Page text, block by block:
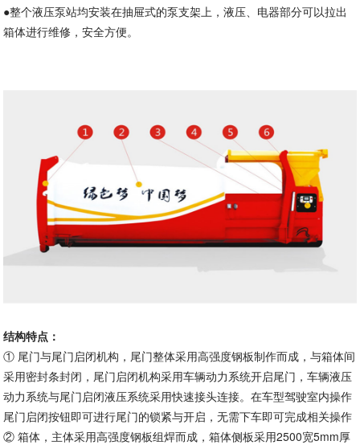
●整个液压泵站均安装在抽屉式的泵支架上，液压、电器部分可以拉出
箱体进行维修，安全方便。
结构特点：
① 尾门与尾门启闭机构，尾门整体采用高强度钢板制作而成，与箱体间
采用密封条封闭，尾门启闭机构采用车辆动力系统开启尾门，车辆液压
动力系统与尾门启闭液压系统采用快速接头连接。在车型驾驶室内操作
尾门启闭按钮即可进行尾门的锁紧与开启，无需下车即可完成相关操作
② 箱体，主体采用高强度钢板组焊而成，箱体侧板采用2500宽5mm厚